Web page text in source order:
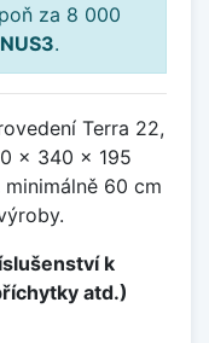
za 8 000
.
Terra 22,
x 340 x 195
60 cm
k
atd.)